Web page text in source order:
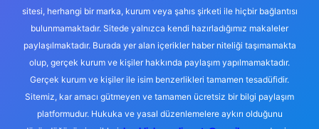
sitesi, herhangi bir marka, kurum veya şahıs şirketi ile hiçbir bağlantısı
bulunmamaktadır. Sitede yalnızca kendi hazırladığımız makaleler
paylaşılmaktadır. Burada yer alan içerikler haber niteliği taşımamakta
olup, gerçek kurum ve kişiler hakkında paylaşım yapılmamaktadır.
Gerçek kurum ve kişiler ile isim benzerlikleri tamamen tesadüfidir.
Sitemiz, kar amacı gütmeyen ve tamamen ücretsiz bir bilgi paylaşım
platformudur. Hukuka ve yasal düzenlemelere aykırı olduğunu